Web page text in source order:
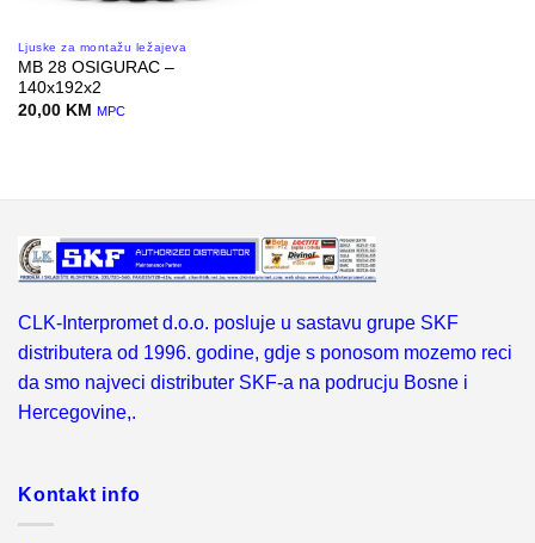
Ljuske za montažu ležajeva
MB 28 OSIGURAC –
140x192x2
20,00 KM MPC
CLK-Interpromet d.o.o. posluje u sastavu grupe SKF
distributera od 1996. godine, gdje s ponosom mozemo reci
da smo najveci distributer SKF-a na podrucju Bosne i
Hercegovine,.
Kontakt info